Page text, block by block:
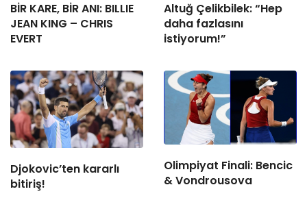
BİR KARE, BİR ANI: BILLIE
JEAN KING – CHRIS
EVERT
Altuğ Çelikbilek: “Hep
daha fazlasını
istiyorum!”
Djokovic’ten kararlı
bitiriş!
Olimpiyat Finali: Bencic
& Vondrousova